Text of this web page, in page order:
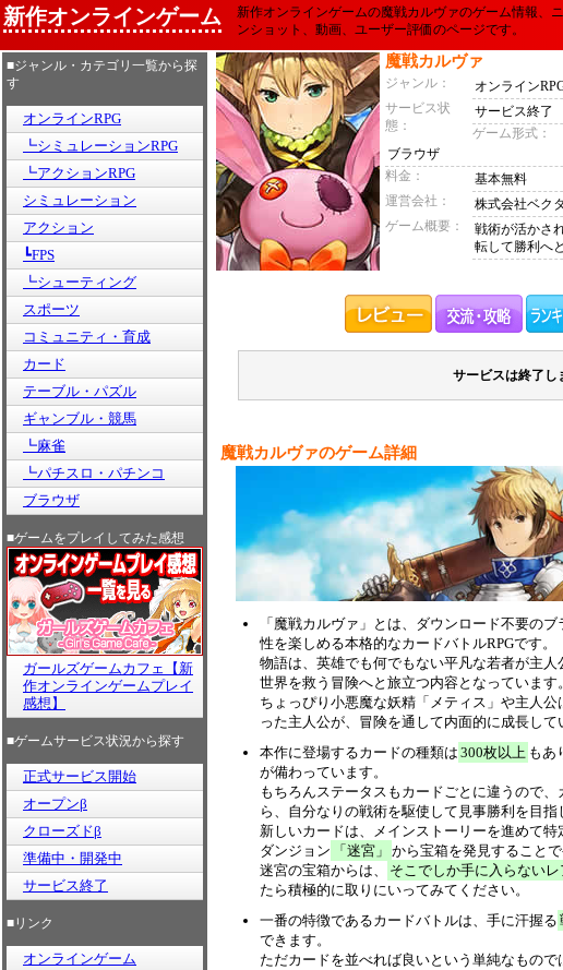
新作オンラインゲーム
新作オンラインゲームの魔戦カルヴァのゲーム情報、
ンショット、動画、ユーザー評価のページです。
■ジャンル・カテゴリ一覧から探
す
オンラインRPG
┗シミュレーションRPG
┗アクションRPG
シミュレーション
アクション
┗FPS
┗シューティング
スポーツ
コミュニティ・育成
カード
テーブル・パズル
ギャンブル・競馬
┗麻雀
┗パチスロ・パチンコ
ブラウザ
■ゲームをプレイしてみた感想
ガールズゲームカフェ【新
作オンラインゲームプレイ
感想】
■ゲームサービス状況から探す
正式サービス開始
オープンβ
クローズドβ
準備中・開発中
サービス終了
■リンク
オンラインゲーム
魔戦カルヴァ
ジャンル：
オンライン
サービス状
態：
サービス終了
ゲーム形式：
ブラウザ
料金：
基本無料
運営会社：
株式会社ベク
ゲーム概要：
戦術が活かさ
転して勝利へ
サービスは終了し
魔戦カルヴァのゲーム詳細
「魔戦カルヴァ」とは、ダウンロード不要の
性を楽しめる本格的なカードバトルRPGです。
物語は、英雄でも何でもない平凡な若者が主
世界を救う冒険へと旅立つ内容となっています。
ちょっぴり小悪魔な妖精「メティス」や主人公
った主人公が、冒険を通して内面的に成長して
本作に登場するカードの種類は 300枚以上 もあ
が備わっています。
もちろんステータスもカードごとに違うので
ら、自分なりの戦術を駆使して見事勝利を目指
新しいカードは、メインストーリーを進めて
ダンジョン
「迷宮」 から宝箱を発見すること
迷宮の宝箱からは、
そこでしか手に入らない
たら積極的に取りにいってみてください。
一番の特徴であるカードバトルは、手に汗握る
できます。
ただカードを並べれば良いという単純なもので